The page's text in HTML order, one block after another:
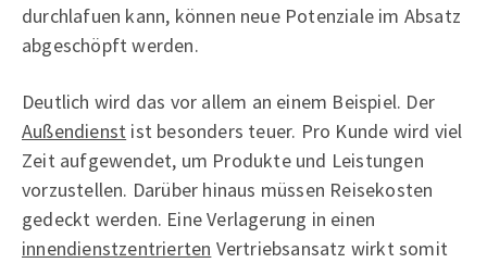
durchlafuen kann, können neue Potenziale im Absatz
abgeschöpft werden.
Deutlich wird das vor allem an einem Beispiel. Der
Außendienst ist besonders teuer. Pro Kunde wird viel
Zeit aufgewendet, um Produkte und Leistungen
vorzustellen. Darüber hinaus müssen Reisekosten
gedeckt werden. Eine Verlagerung in einen
innendienstzentrierten Vertriebsansatz wirkt somit